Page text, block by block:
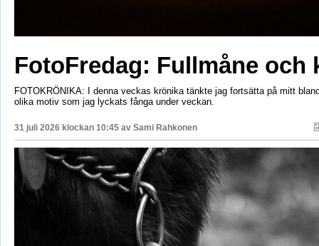
FotoFredag: Fullmåne och
FOTOKRÖNIKA: I denna veckas krönika tänkte jag fortsätta på mitt
olika motiv som jag lyckats fånga under veckan.
31 juli 2026 klockan 10:45 av Sami Rahkonen